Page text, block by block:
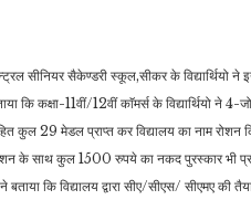
सीनियर सैकेण्डरी स्कूल,सीकर के विद्यार्थियो
कि कक्षा-11वीं/12वीं काॅमर्स के विद्यार्थियो
कुल 29 मेडल प्राप्त कर विद्यालय का नाम रोशन
के साथ कुल 1500 रुपये का नकद पुरस्कार भी
बताया कि विद्यालय द्वारा सीए/सीएस/ सीएमए की